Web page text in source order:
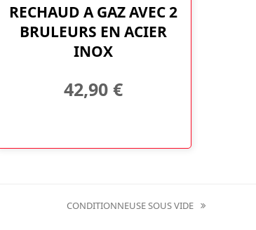
RECHAUD A GAZ AVEC 2
BRULEURS EN ACIER
INOX
42,90 €
next
CONDITIONNEUSE SOUS VIDE